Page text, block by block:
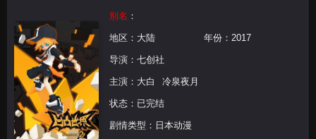
别名 ：
地区： 大陆 年份： 2017
导演： 七创社
主演： 大白 冷泉夜月
状态：已完结
剧情类型：日本动漫